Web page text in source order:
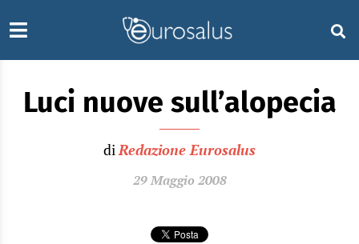
Luci nuove sull’alopecia
diRedazione Eurosalus
29 Maggio 2008